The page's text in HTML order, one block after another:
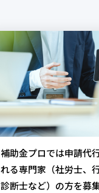
補助金プロでは申請代
れる専門家（社労士、
診断士など）の方を募